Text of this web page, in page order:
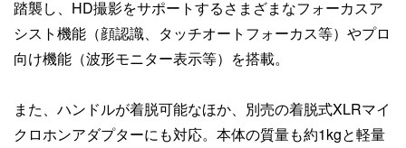
踏襲し、HD撮影をサポートするさまざまなフォーカスア
シスト機能（顔認識、タッチオートフォーカス等）やプロ
向け機能（波形モニター表示等）を搭載。
また、ハンドルが着脱可能なほか、別売の着脱式XLRマイ
クロホンアダプターにも対応。本体の質量も約1kgと軽量